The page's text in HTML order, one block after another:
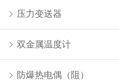
压力变送器
双金属温度计
防爆热电偶（阻）